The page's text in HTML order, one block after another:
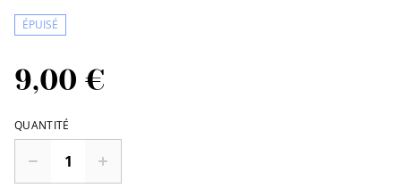
ÉPUISÉ
9,00 €
QUANTITÉ